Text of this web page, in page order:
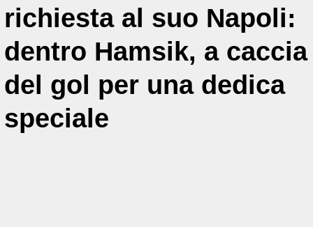
richiesta al suo Napoli:
dentro Hamsik, a caccia
del gol per una dedica
speciale